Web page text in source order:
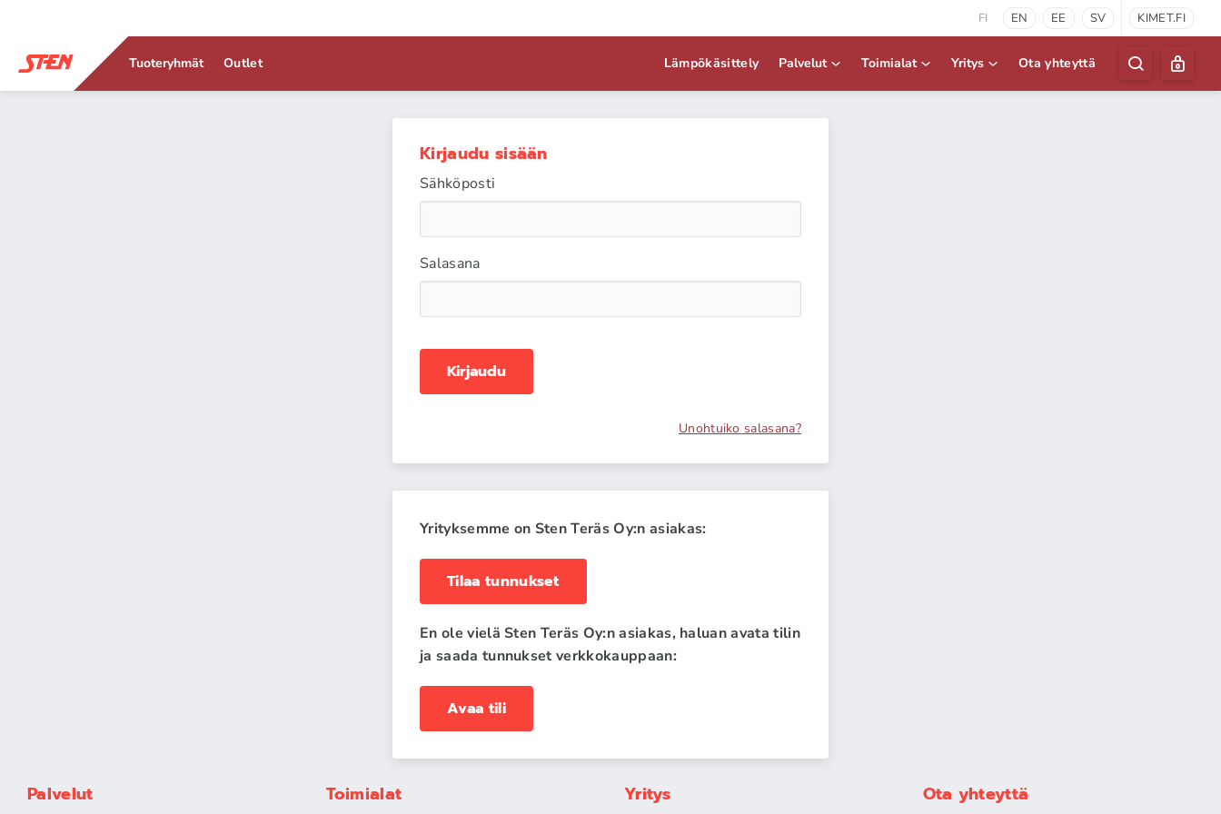
FI EN EE SV KIMET.FI
Tuoteryhmät Outlet Lämpökäsittely Palvelut Toimialat Yritys Ota yhteyttä
Kirjaudu sisään
Sähköposti
Salasana
Kirjaudu
Unohtuiko salasana?
Yrityksemme on Sten Teräs Oy:n asiakas:
Tilaa tunnukset
En ole vielä Sten Teräs Oy:n asiakas, haluan avata tilin
ja saada tunnukset verkkokauppaan:
Avaa tili
Palvelut Toimialat Yritys Ota yhteyttä